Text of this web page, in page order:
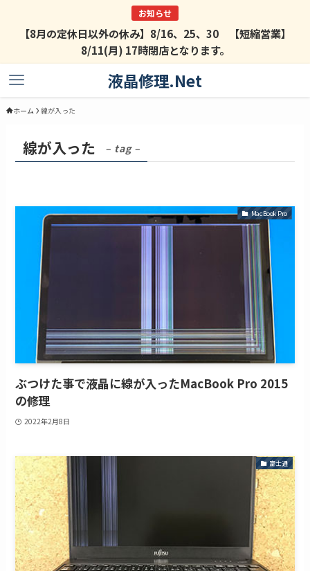
【8月の定休日以外の休み】8/16、25、30 【短縮営業】
8/11(月) 17時閉店となります。
液晶修理.Net
ホーム 線が入った
線が入った – tag –
MacBook Pro
ぶつけた事で液晶に線が入ったMacBook Pro 2015
の修理
2022年2月8日
富士通